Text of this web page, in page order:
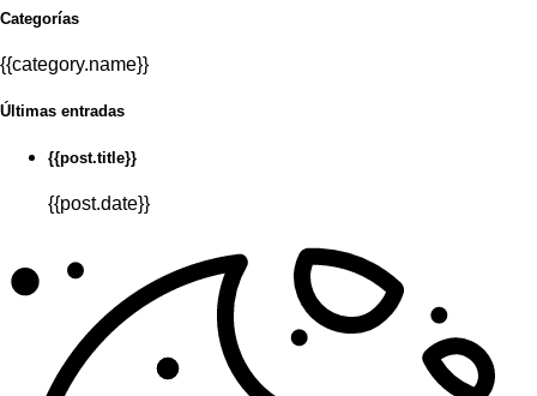
Categorías
{{category.name}}
Últimas entradas
{{post.title}}
{{post.date}}